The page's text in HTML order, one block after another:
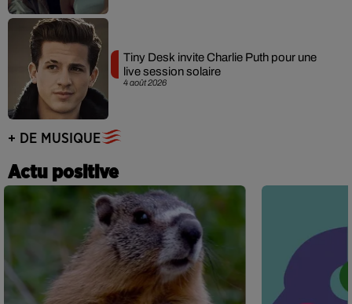
4 août 2026
Tiny Desk invite Charlie Puth pour une
live session solaire
+ DE MUSIQUE
Actu positive